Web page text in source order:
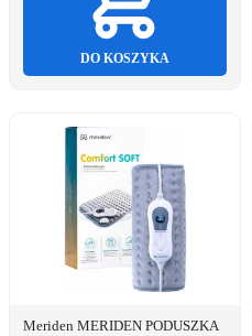
DO KOSZYKA
Meriden MERIDEN PODUSZKA